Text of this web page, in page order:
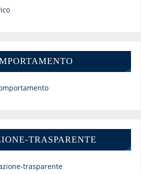
TRASPARENTE